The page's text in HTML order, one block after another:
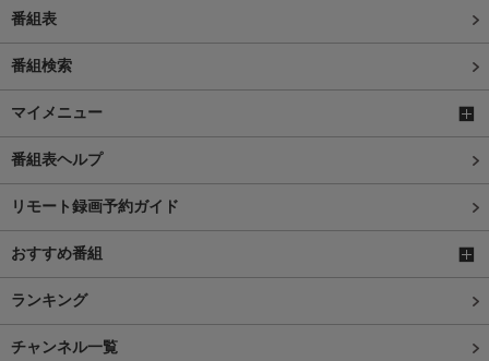
番組表
番組検索
マイメニュー
番組表ヘルプ
リモート録画予約ガイド
おすすめ番組
ランキング
チャンネル一覧